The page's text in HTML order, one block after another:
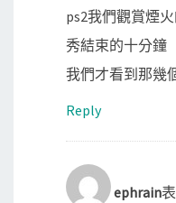
ps2我們觀賞煙
秀結束的十分鐘
我們才看到那幾
Reply
ephrain